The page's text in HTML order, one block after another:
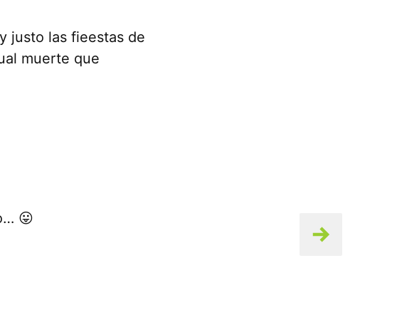
justo las fieestas de
muerte que
😛